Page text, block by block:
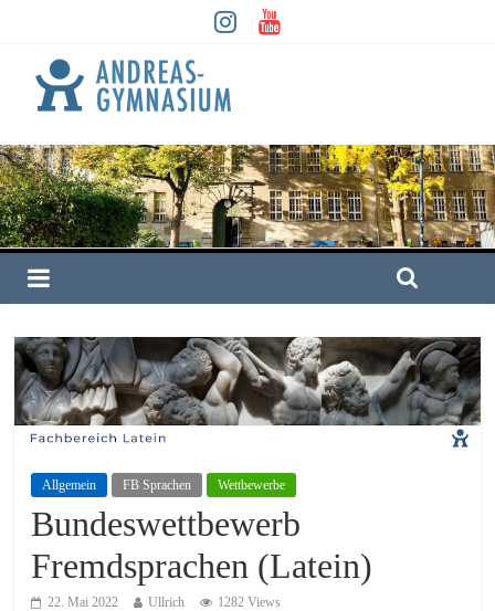
Allgemein FB Sprachen Wettbewerbe
Bundeswettbewerb
Fremdsprachen (Latein)
22. Mai 2022 Ullrich 1282 Views